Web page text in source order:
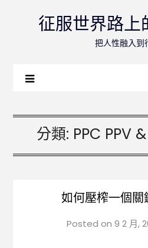
征服世界路上
把人性融入到
分類: PPC PPV
如何壓榨一個關
Posted on 9 2 月,